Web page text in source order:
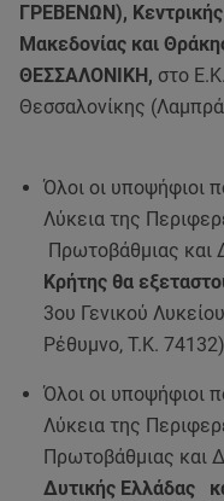
ΓΡΕΒΕΝΩΝ),
Μακεδονίας και
ΘΕΣΣΑΛΟΝΙΚΗ, στο
Θεσσαλονίκης
Όλοι οι υποψήφιοι
Λύκεια της
Πρωτοβάθμιας και
Κρήτης θα
3ου Γενικού
Ρέθυμνο, Τ.Κ.
Όλοι οι υποψήφιοι
Λύκεια της
Πρωτοβάθμιας και
Δυτικής Ελλάδας